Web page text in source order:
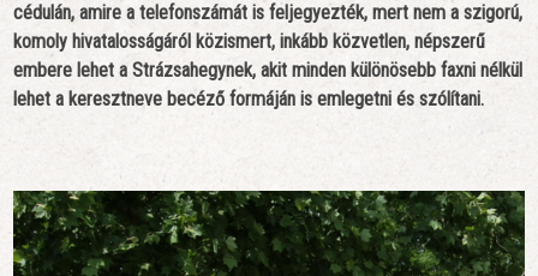
cédulán, amire a telefonszámát is feljegyezték, mert nem a szigorú,
komoly hivatalosságáról közismert, inkább közvetlen, népszerű
embere lehet a Strázsahegynek, akit minden különösebb faxni nélkül
lehet a keresztneve becéző formáján is emlegetni és szólítani.